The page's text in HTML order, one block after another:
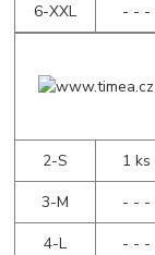
6-XXL
- - -
2-S
1 ks
3-M
- - -
4-L
- - -